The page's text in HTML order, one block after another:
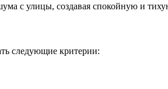
с улицы, создавая спокойную и
следующие критерии: